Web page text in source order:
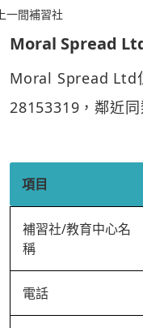
一間補習社
Moral Spread
Moral Spread Ltd
28153319，鄰近
項目
補習社/教育中心名
稱
電話